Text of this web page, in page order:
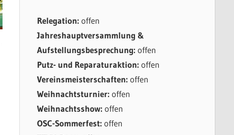
Relegation: offen
Jahreshauptversammlung &
Aufstellungsbesprechung: offen
Putz- und Reparaturaktion: offen
Vereinsmeisterschaften: offen
Weihnachtsturnier: offen
Weihnachtsshow: offen
OSC-Sommerfest: offen